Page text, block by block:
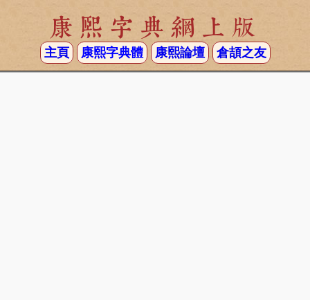
康熙字典網上版
主頁 康熙字典體 康熙論壇 倉頡之友